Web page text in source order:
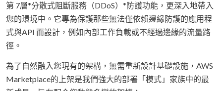
第 7層*分散式阻斷服務（DDoS）*防護功能，更深入地帶入
您的環境中。它專為保護那些無法僅依賴邊緣防護的應用程
式與API 而設計，例如內部工作負載或不經過邊緣的流量路
徑。
為了自然融入您現有的架構，無需重新設計基礎設施，AWS
Marketplace的上架是我們強大的部署「模式」家族中的最